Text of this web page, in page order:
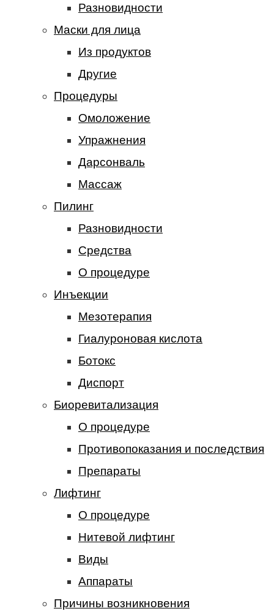
Разновидности
Маски для лица
Из продуктов
Другие
Процедуры
Омоложение
Упражнения
Дарсонваль
Массаж
Пилинг
Разновидности
Средства
О процедуре
Инъекции
Мезотерапия
Гиалуроновая кислота
Ботокс
Диспорт
Биоревитализация
О процедуре
Противопоказания и последствия
Препараты
Лифтинг
О процедуре
Нитевой лифтинг
Виды
Аппараты
Причины возникновения